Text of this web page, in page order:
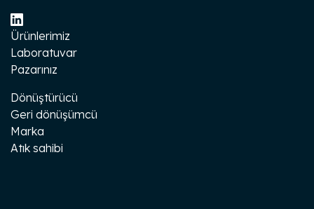
Ürünlerimiz
Laboratuvar
Pazarınız
Dönüştürücü
Geri dönüşümcü
Marka
Atık sahibi